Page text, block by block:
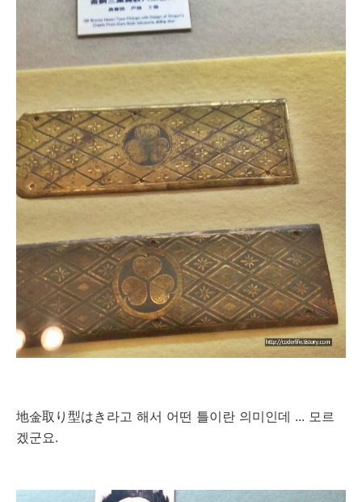
地金取り型はき라고 해서 어떤 틀이란 의미인데 ... 모르
겠군요.